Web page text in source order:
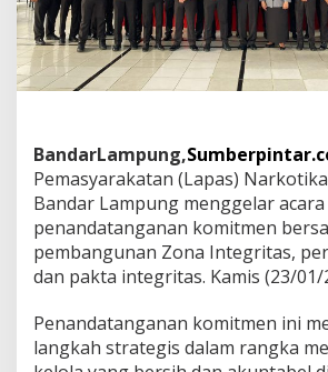
l
a
s
I
a
n
d
a
L
a
p
u
n
BandarLampung,
Pemasyarakatan (Lapas)
Bandar Lampung menggelar acara
penandatanganan komitmen
pembangunan Zona Integritas,
dan pakta integritas. Kamis (23/01/
Penandatanganan komitmen ini
langkah strategis dalam rangka